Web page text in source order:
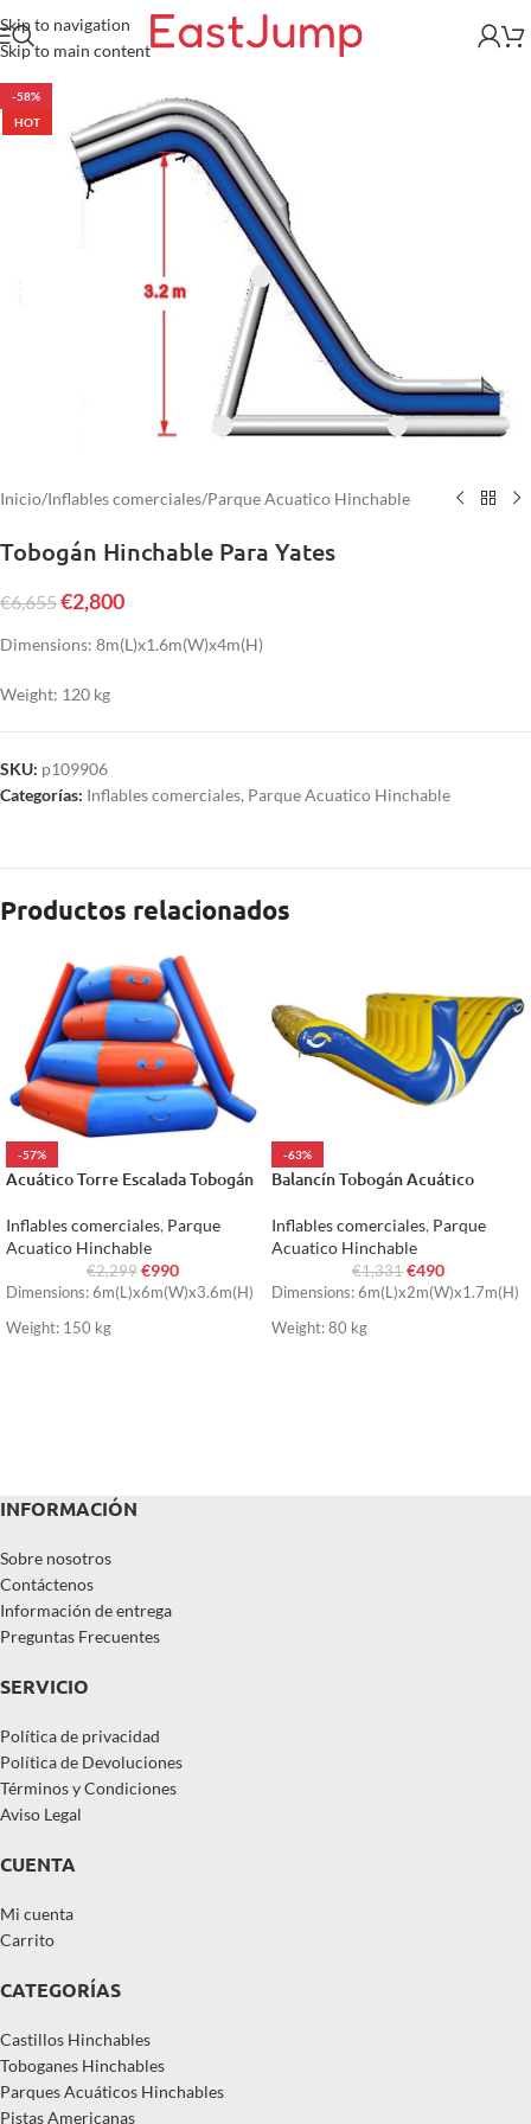
Skip to navigation
Skip to main content
-58%
HOT
Inicio/Inflables comerciales/Parque Acuatico Hinchable
Tobogán Hinchable Para Yates
€6,655€2,800
Dimensions: 8m(L)x1.6m(W)x4m(H)
Weight: 120 kg
SKU: p109906
Categorías: Inflables comerciales, Parque Acuatico Hinchable
Productos relacionados
-57%
Acuático Torre Escalada Tobogán
Inflables comerciales, Parque
Acuatico Hinchable
€2,299 €990
Dimensions: 6m(L)x6m(W)x3.6m(H)
Weight: 150 kg
-63%
Balancín Tobogán Acuático
Inflables comerciales, Parque
Acuatico Hinchable
€1,331 €490
Dimensions: 6m(L)x2m(W)x1.7m(H)
Weight: 80 kg
INFORMACIÓN
Sobre nosotros
Contáctenos
Información de entrega
Preguntas Frecuentes
SERVICIO
Política de privacidad
Política de Devoluciones
Términos y Condiciones
Aviso Legal
CUENTA
Mi cuenta
Carrito
CATEGORÍAS
Castillos Hinchables
Toboganes Hinchables
Parques Acuáticos Hinchables
Pistas Americanas